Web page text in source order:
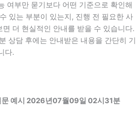
여부만 묻기보다 어떤 기준으로 확인해
있는 부분이 있는지, 진행 전 필요한 사
더 현실적인 안내를 받을 수 있습니다.
상담 후에는 안내받은 내용을 간단히 기
다.
문 예시 2026년07월09일 02시31분